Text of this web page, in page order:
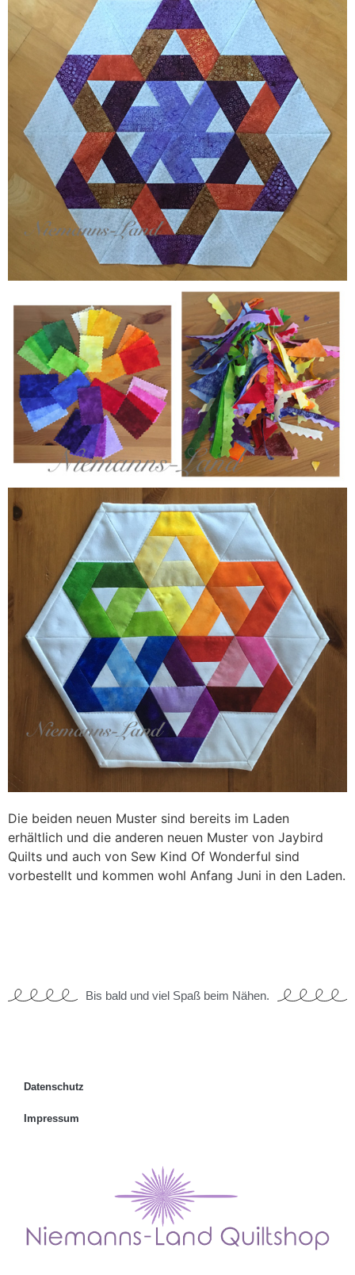
Die beiden neuen Muster sind bereits im Laden
erhältlich und die anderen neuen Muster von Jaybird
Quilts und auch von Sew Kind Of Wonderful sind
vorbestellt und kommen wohl Anfang Juni in den Laden.
Bis bald und viel Spaß beim Nähen.
Datenschutz
Impressum